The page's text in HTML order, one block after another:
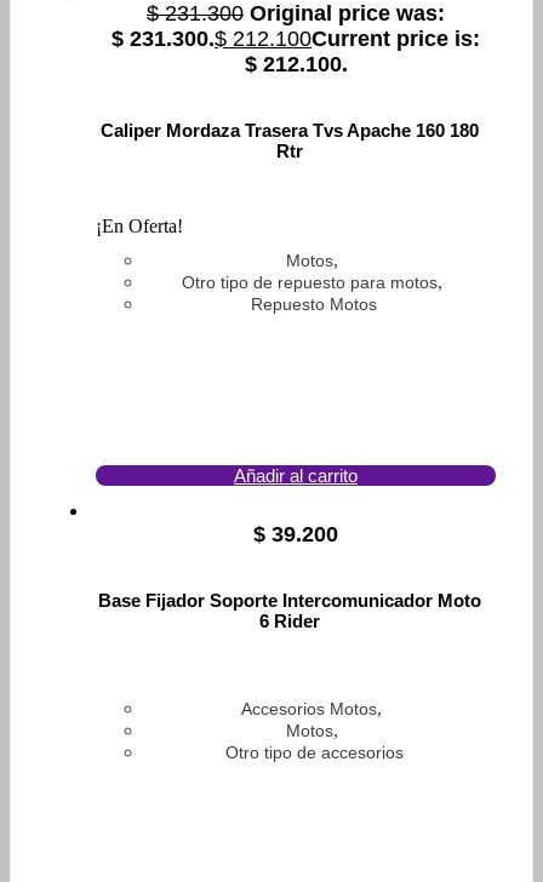
$231.300 Original price was:
$ 231.300.$ 212.100Current price is:
$ 212.100.
Caliper Mordaza Trasera Tvs Apache 160 180
Rtr
¡En Oferta!
Motos,
Otro tipo de repuesto para motos,
Repuesto Motos
Añadir al carrito
$ 39.200
Base Fijador Soporte Intercomunicador Moto
6 Rider
Accesorios Motos,
Motos,
Otro tipo de accesorios